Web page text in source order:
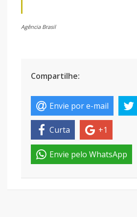
Agência Brasil
Compartilhe:
Envie por e-mail
Curta +1
Envie pelo WhatsApp